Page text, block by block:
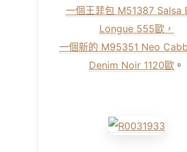
一個王菲包 M51387 Salsa
Longue 555歐，
一個新的 M95351 Neo
Denim Noir 1120歐 。